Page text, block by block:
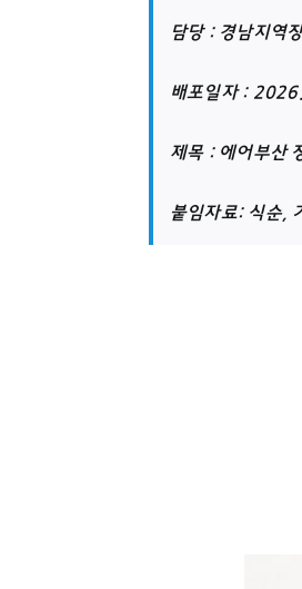
담당 : 경남지역
배포일자 :
제목 : 에어부산
붙임자료: 식순,